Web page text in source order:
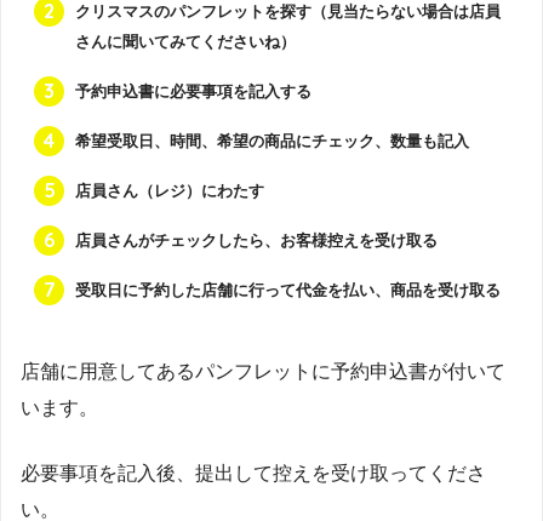
クリスマスのパンフレットを探す（見当たらない場合は店員
さんに聞いてみてくださいね）
予約申込書に必要事項を記入する
希望受取日、時間、希望の商品にチェック、数量も記入
店員さん（レジ）にわたす
店員さんがチェックしたら、お客様控えを受け取る
受取日に予約した店舗に行って代金を払い、商品を受け取る
店舗に用意してあるパンフレットに予約申込書が付いて
います。
必要事項を記入後、提出して控えを受け取ってくださ
い。